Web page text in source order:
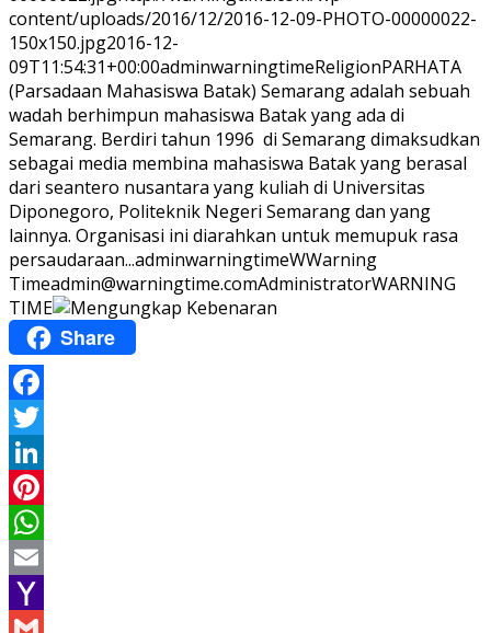
content/uploads/2016/12/2016-12-09-PHOTO-00000022-
150x150.jpg2016-12-
09T11:54:31+00:00adminwarningtimeReligionPARHATA
(Parsadaan Mahasiswa Batak) Semarang adalah sebuah
wadah berhimpun mahasiswa Batak yang ada di
Semarang. Berdiri tahun 1996 di Semarang dimaksudkan
sebagai media membina mahasiswa Batak yang berasal
dari seantero nusantara yang kuliah di Universitas
Diponegoro, Politeknik Negeri Semarang dan yang
lainnya. Organisasi ini diarahkan untuk memupuk rasa
persaudaraan...adminwarningtimeWWarning
Timeadmin@warningtime.comAdministratorWARNING
TIME
Share
Facebook
Twitter
LinkedIn
Pinterest
WhatsApp
Email
Yahoo